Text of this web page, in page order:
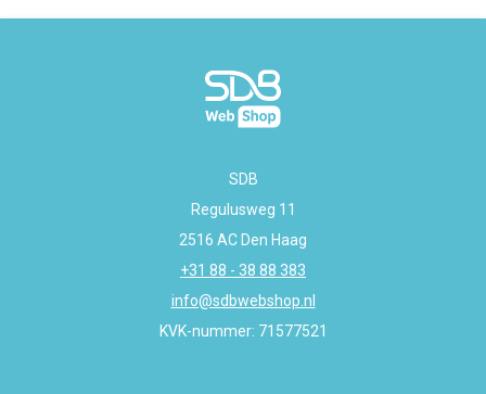
SDB
Regulusweg 11
2516 AC Den Haag
+31 88 - 38 88 383
info@sdbwebshop.nl
KVK-nummer: 71577521